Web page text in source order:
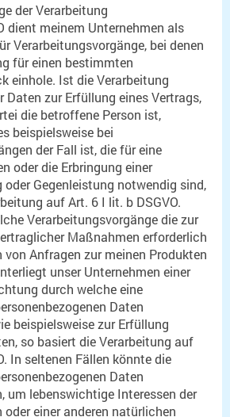
der Verarbeitung
dient meinem Unternehmen als
Verarbeitungsvorgänge, bei denen
für einen bestimmten
einhole. Ist die Verarbeitung
Daten zur Erfüllung eines Vertrags,
die betroffene Person ist,
beispielsweise bei
der Fall ist, die für eine
oder die Erbringung einer
Gegenleistung notwendig sind,
auf Art. 6 I lit. b DSGVO.
Verarbeitungsvorgänge die zur
Maßnahmen erforderlich
von Anfragen zur meinen Produkten
unser Unternehmen einer
durch welche eine
Daten
beispielsweise zur Erfüllung
so basiert die Verarbeitung auf
In seltenen Fällen könnte die
Daten
um lebenswichtige Interessen der
einer anderen natürlichen